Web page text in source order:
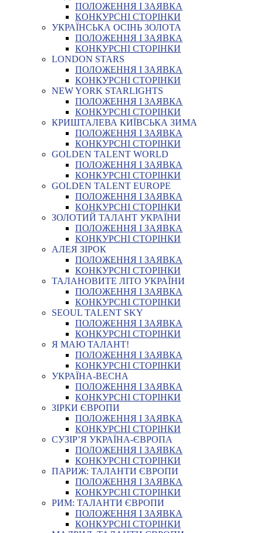
ПОЛОЖЕННЯ І ЗАЯВКА
КОНКУРСНІ СТОРІНКИ
УКРАЇНСЬКА ОСІНЬ ЗОЛОТА
ПОЛОЖЕННЯ І ЗАЯВКА
КОНКУРСНІ СТОРІНКИ
LONDON STARS
ПОЛОЖЕННЯ І ЗАЯВКА
КОНКУРСНІ СТОРІНКИ
NEW YORK STARLIGHTS
ПОЛОЖЕННЯ І ЗАЯВКА
КОНКУРСНІ СТОРІНКИ
КРИШТАЛЕВА КИЇВСЬКА ЗИМА
ПОЛОЖЕННЯ І ЗАЯВКА
КОНКУРСНІ СТОРІНКИ
GOLDEN TALENT WORLD
ПОЛОЖЕННЯ І ЗАЯВКА
КОНКУРСНІ СТОРІНКИ
GOLDEN TALENT EUROPE
ПОЛОЖЕННЯ І ЗАЯВКА
КОНКУРСНІ СТОРІНКИ
ЗОЛОТИЙ ТАЛАНТ УКРАЇНИ
ПОЛОЖЕННЯ І ЗАЯВКА
КОНКУРСНІ СТОРІНКИ
АЛЕЯ ЗІРОК
ПОЛОЖЕННЯ І ЗАЯВКА
КОНКУРСНІ СТОРІНКИ
ТАЛАНОВИТЕ ЛІТО УКРАЇНИ
ПОЛОЖЕННЯ І ЗАЯВКА
КОНКУРСНІ СТОРІНКИ
SEOUL TALENT SKY
ПОЛОЖЕННЯ І ЗАЯВКА
КОНКУРСНІ СТОРІНКИ
Я МАЮ ТАЛАНТ!
ПОЛОЖЕННЯ І ЗАЯВКА
КОНКУРСНІ СТОРІНКИ
УКРАЇНА-ВЕСНА
ПОЛОЖЕННЯ І ЗАЯВКА
КОНКУРСНІ СТОРІНКИ
ЗІРКИ ЄВРОПИ
ПОЛОЖЕННЯ І ЗАЯВКА
КОНКУРСНІ СТОРІНКИ
СУЗІР’Я УКРАЇНА-ЄВРОПА
ПОЛОЖЕННЯ І ЗАЯВКА
КОНКУРСНІ СТОРІНКИ
ПАРИЖ: ТАЛАНТИ ЄВРОПИ
ПОЛОЖЕННЯ І ЗАЯВКА
КОНКУРСНІ СТОРІНКИ
РИМ: ТАЛАНТИ ЄВРОПИ
ПОЛОЖЕННЯ І ЗАЯВКА
КОНКУРСНІ СТОРІНКИ